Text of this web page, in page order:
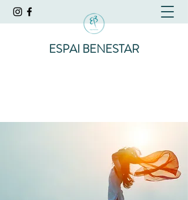
ESPAI BENESTAR